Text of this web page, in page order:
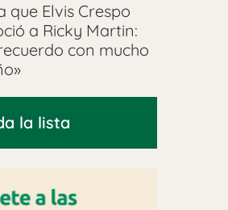
que Elvis Crespo
a Ricky Martin:
con mucho
la lista